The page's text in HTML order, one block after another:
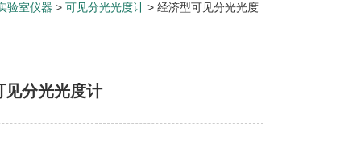
验室仪器 > 可见分光光度计 > 经济型可见分光光度
见分光光度计